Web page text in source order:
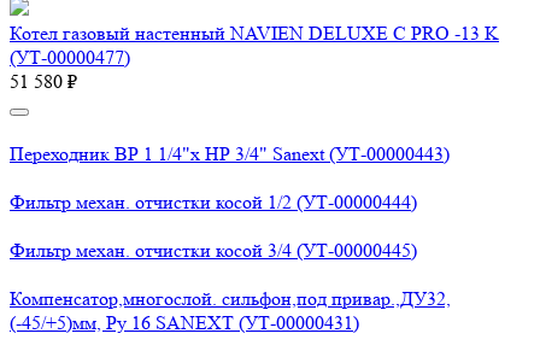
Котел газовый настенный NAVIEN DELUXE С PRO -13 K
(УТ-00000477)
51 580 ₽
Переходник ВР 1 1/4"х НР 3/4" Sanext (УТ-00000443)
Фильтр механ. отчистки косой 1/2 (УТ-00000444)
Фильтр механ. отчистки косой 3/4 (УТ-00000445)
Компенсатор,многослой. сильфон,под привар.,ДУ32,
(-45/+5)мм, Ру 16 SANEXT (УТ-00000431)